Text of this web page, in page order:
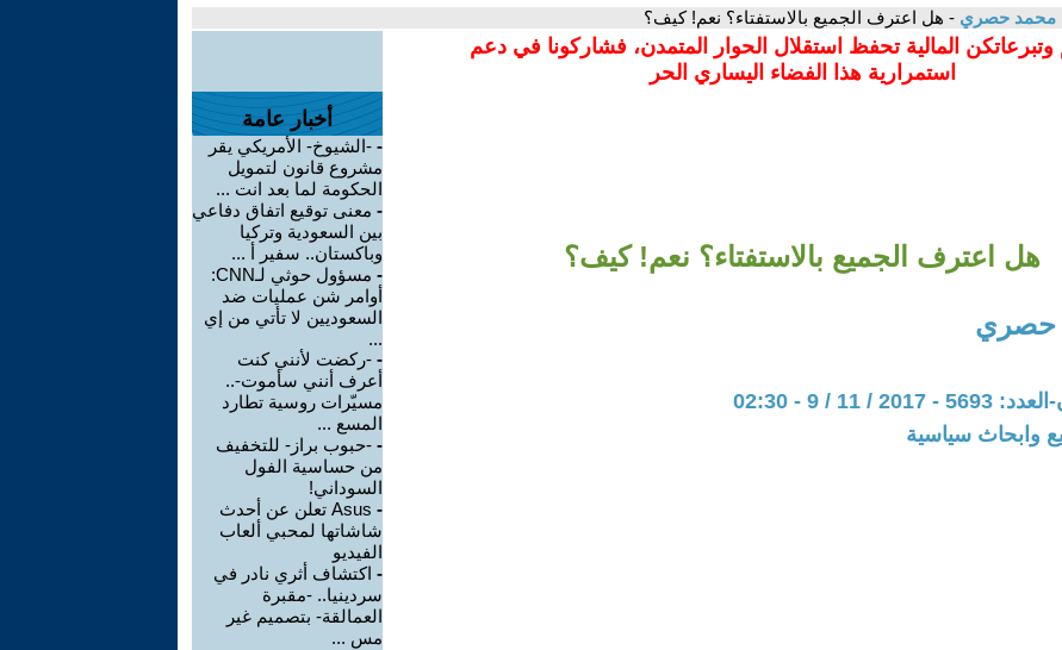
محمد حصري - هل اعترف الجميع بالاستفتاء؟ نعم! كيف؟
وتبرعاتكن المالية تحفظ استقلال الحوار المتمدن، فشاركونا في دعم
استمرارية هذا الفضاء اليساري الحر
هل اعترف الجميع بالاستفتاء؟ نعم! كيف؟
حصري
/ 11 / 9 - 02:30
وابحاث سياسية
أخبار عامة
- -الشيوخ- الأمريكي يقر
مشروع قانون لتمويل
الحكومة لما بعد انت ...
- معنى توقيع اتفاق دفاعي
بين السعودية وتركيا
وباكستان.. سفير أ ...
-
مسؤول حوثي لـCNN:
أوامر شن عمليات ضد
السعوديين لا تأتي من إي
...
- -ركضت لأنني كنت
أعرف أنني سأموت-..
مسيّرات روسية تطارد
المسع ...
- -حبوب براز- للتخفيف
من حساسية الفول
السوداني!
-
Asus تعلن عن أحدث
شاشاتها لمحبي ألعاب
الفيديو
- اكتشاف أثري نادر في
سردينيا.. -مقبرة
العمالقة- بتصميم غير
مس ...